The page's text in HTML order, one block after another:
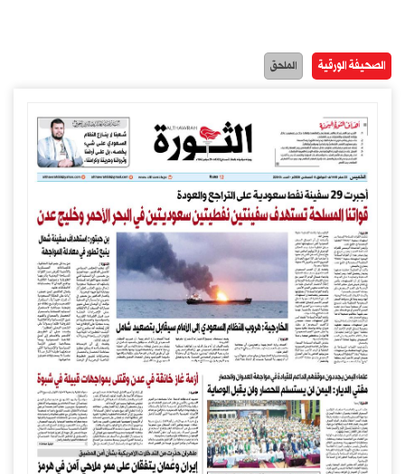
الصحيفة الورقية الملحق